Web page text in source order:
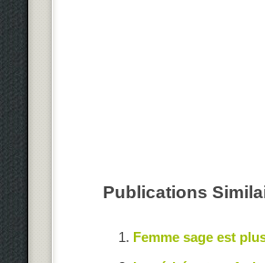
Publications
Femme sage est